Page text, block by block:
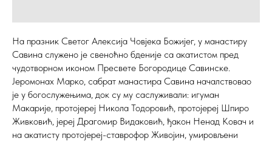
На празник Светог Алексија Човјека Божијег, у манастиру
Савина служено је свеноћно бденије са акатистом пред
чудотворном иконом Пресвете Богородице Савинске.
Јеромонах Марко, сабрат манастира Савина началствовао
је у богослужењима, док су му саслуживали: игуман
Макарије, протојереј Никола Тодоровић, протојереј Шпиро
Живковић, јереј Драгомир Видаковић, ђакон Ненад Ковач и
на акатисту протојереј-ставрофор Живојин, умировљени